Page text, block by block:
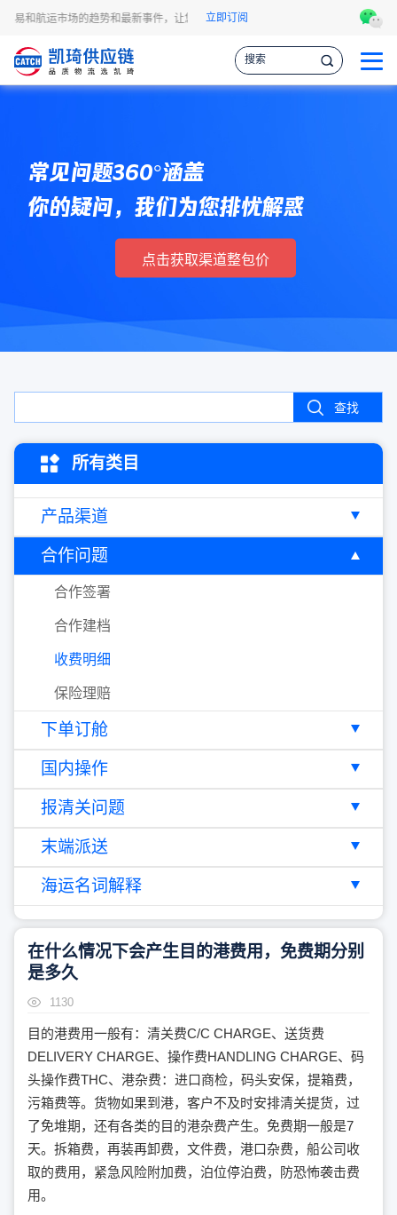
和航运市场的趋势和最新事件，让您掌握各种情报，作出更明智的供应链决策。
立即订阅
常见问题360°涵盖
你的疑问，我们为您排忧解惑
点击获取渠道整包价
查找
所有类目
产品渠道
合作问题
合作签署
合作建档
收费明细
保险理赔
下单订舱
国内操作
报清关问题
末端派送
海运名词解释
在什么情况下会产生目的港费用，免费期分别
是多久
1130
目的港费用一般有：清关费C/C CHARGE、送货费
DELIVERY CHARGE、操作费HANDLING CHARGE、码
头操作费THC、港杂费：进口商检，码头安保，提箱费，
污箱费等。货物如果到港，客户不及时安排清关提货，过
了免堆期，还有各类的目的港杂费产生。免费期一般是7
天。拆箱费，再装再卸费，文件费，港口杂费，船公司收
取的费用，紧急风险附加费，泊位停泊费，防恐怖袭击费
用。